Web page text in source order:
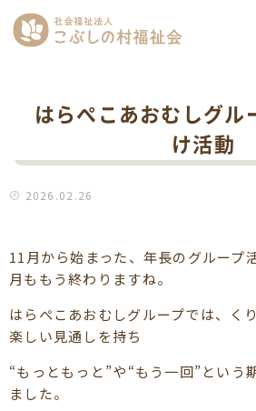
はらぺこあおむしグル
け活動
2026.02.26
11月から始まった、年長のグループ
月ももう終わりますね。
はらぺこあおむしグループでは、く
楽しい見通しを持ち
“もっともっと”や“もう一回”という
ました。